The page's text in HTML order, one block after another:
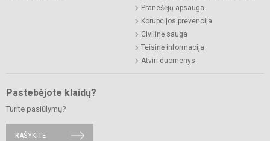
Pranešėjų apsauga
Korupcijos prevencija
Civilinė sauga
Teisinė informacija
Atviri duomenys
Pastebėjote klaidų?
Turite pasiūlymų?
RAŠYKITE